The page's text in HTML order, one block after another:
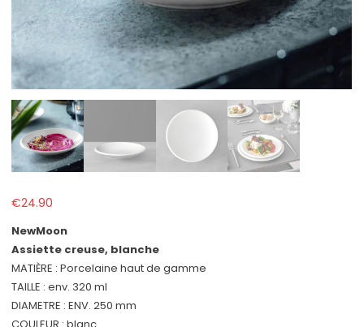
€24.90
NewMoon
Assiette creuse, blanche
MATIÈRE : Porcelaine haut de gamme
TAILLE : env. 320 ml
DIAMETRE : ENV. 250 mm